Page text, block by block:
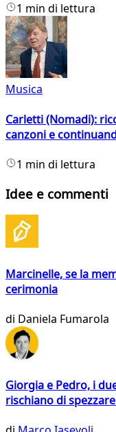
1 min di lettura
Musica
Carletti (Nomadi):
canzoni e
1 min di lettura
Idee e commenti
Marcinelle, se la
cerimonia
di Daniela Fumarola
Giorgia e Pedro, i
rischiano di